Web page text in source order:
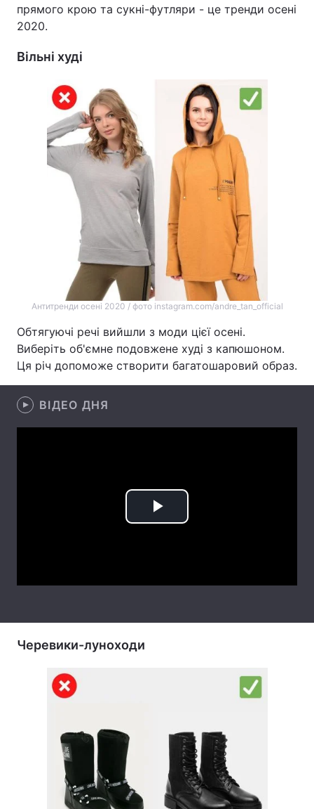
Контакти
Послуги
Тема оформлення
прямого крою та сукні-футляри - це тренди осені
2020.
Вільні худі
Антитренди осені 2020 / фото instagram.com/andre_tan_official
Обтягуючі речі вийшли з моди цієї осені.
Виберіть об'ємне подовжене худі з капюшоном.
Ця річ допоможе створити багатошаровий образ.
ВІДЕО ДНЯ
Play
Черевики-луноходи